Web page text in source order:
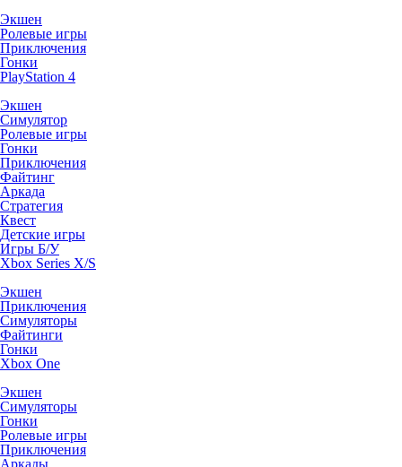
Экшен
Ролевые игры
Приключения
Гонки
PlayStation 4
Экшен
Симулятор
Ролевые игры
Гонки
Приключения
Файтинг
Аркада
Стратегия
Квест
Детские игры
Игры Б/У
Xbox Series X/S
Экшен
Приключения
Симуляторы
Файтинги
Гонки
Xbox One
Экшен
Симуляторы
Гонки
Ролевые игры
Приключения
Аркады